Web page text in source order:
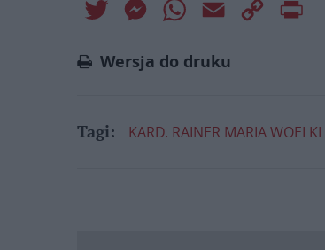
Twitter MessengerWhatsApp
Email
Copy
Wersja do druku
Tagi: KARD. RAINER MARIA WOELKI